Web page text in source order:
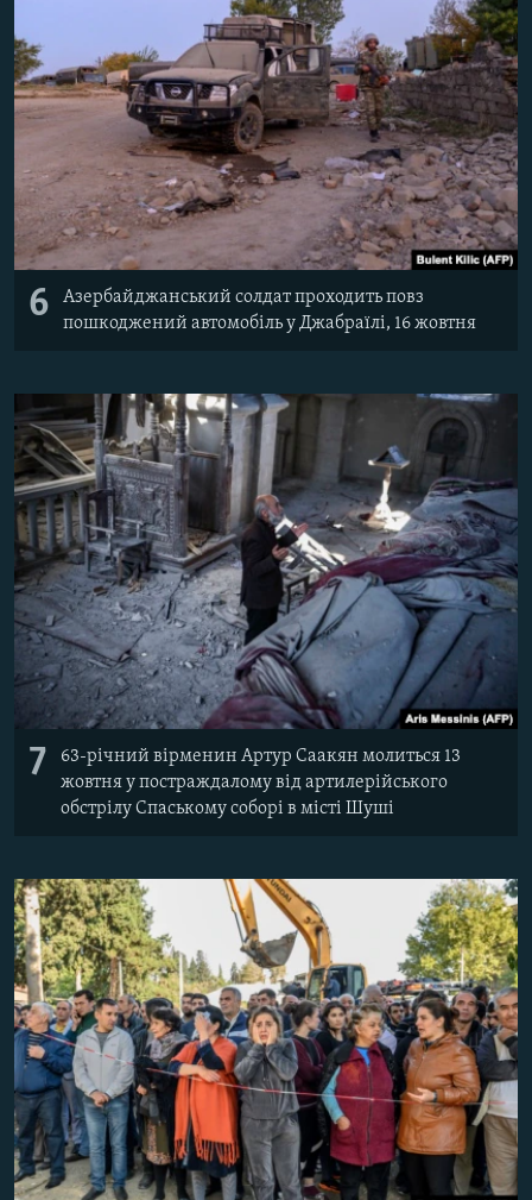
6
Азербайджанський солдат проходить повз
пошкоджений автомобіль у Джабраїлі, 16 жовтня
7
63-річний вірменин Артур Саакян молиться 13
жовтня у постраждалому від артилерійського
обстрілу Спаському соборі в місті Шуші